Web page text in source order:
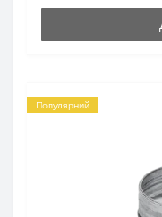
Популярний